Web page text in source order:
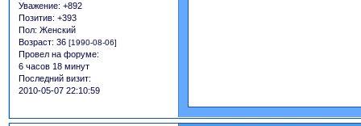
Уважение: +892
Позитив: +393
Пол: Женский
Возраст: 36 [1990-08-06]
Провел на форуме:
6 часов 18 минут
Последний визит:
2010-05-07 22:10:59